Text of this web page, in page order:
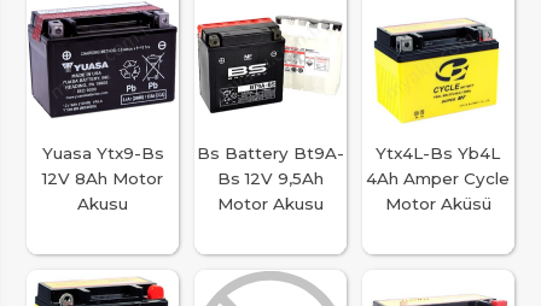
Yuasa Ytx9-Bs
12V 8Ah Motor
Akusu
Bs Battery Bt9A-
Bs 12V 9,5Ah
Motor Akusu
Ytx4L-Bs Yb4L
4Ah Amper Cycle
Motor Aküsü